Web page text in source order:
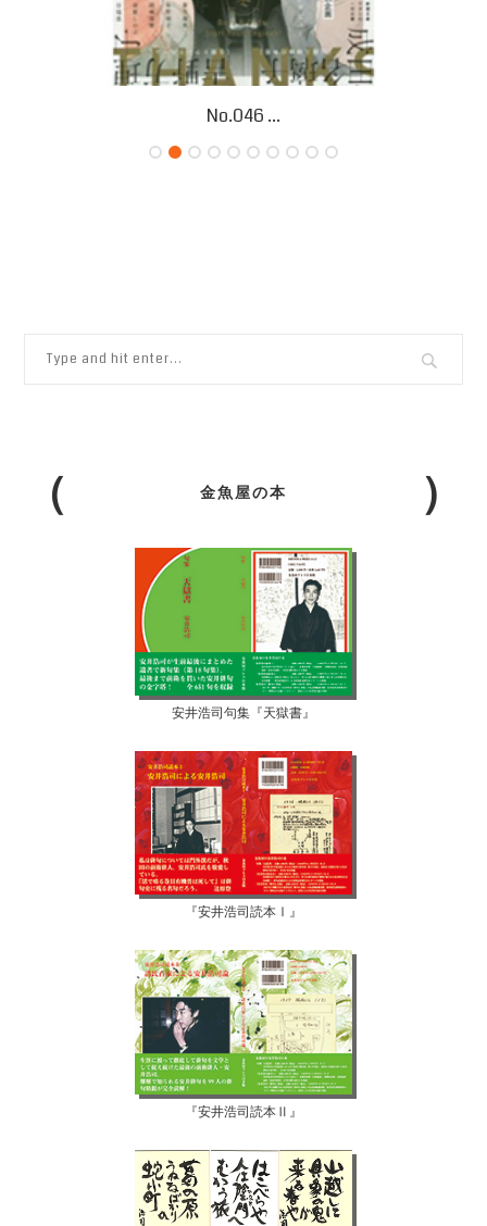
No.046 ...
金魚屋の本
安井浩司句集『天獄書』
『安井浩司読本Ⅰ』
『安井浩司読本Ⅱ』